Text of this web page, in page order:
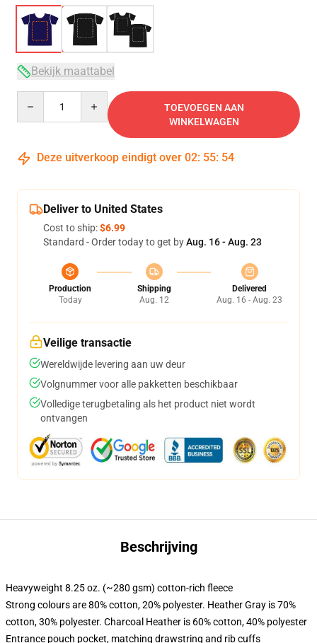
Bekijk maattabel
TOEVOEGEN AAN
WINKELWAGEN
Deze uitverkoop eindigt over 02: 55: 53
Deliver to United States
Cost to ship:$6.99
Standard - Order today to get byAug. 16 - Aug. 23
Production
Today
Shipping
Aug. 12
Delivered
Aug. 16 - Aug. 23
Veilige transactie
Wereldwijde levering aan uw deur
Volgnummer voor alle pakketten beschikbaar
Volledige terugbetaling als het product niet wordt
ontvangen
Beschrijving
Heavyweight 8.25 oz. (~280 gsm) cotton-rich fleece
Strong colours are 80% cotton, 20% polyester. Heather Gray is 70%
cotton, 30% polyester. Charcoal Heather is 60% cotton, 40% polyester
Entrance pouch pocket, matching drawstring and rib cuffs